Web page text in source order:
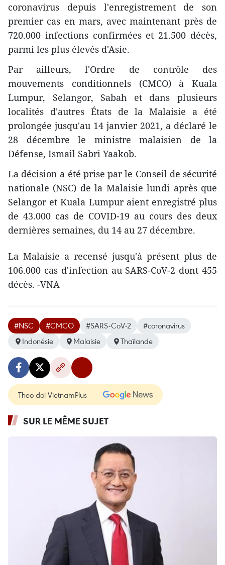
coronavirus depuis l'enregistrement de son
premier cas en mars, avec maintenant près de
720.000 infections confirmées et 21.500 décès,
parmi les plus élevés d'Asie.
Par ailleurs, l'Ordre de contrôle des
mouvements conditionnels (CMCO) à Kuala
Lumpur, Selangor, Sabah et dans plusieurs
localités d'autres États de la Malaisie a été
prolongée jusqu'au 14 janvier 2021, a déclaré le
28 décembre le ministre malaisien de la
Défense, Ismail Sabri Yaakob.
La décision a été prise par le Conseil de sécurité
nationale (NSC) de la Malaisie lundi après que
Selangor et Kuala Lumpur aient enregistré plus
de 43.000 cas de COVID-19 au cours des deux
dernières semaines, du 14 au 27 décembre.
La Malaisie a recensé jusqu'à présent plus de
106.000 cas d'infection au SARS-CoV-2 dont 455
décès. -VNA
#NSC #CMCO #SARS-CoV-2
#coronavirus
Indonésie
Malaisie Thaïlande
Theo dõi VietnamPlus
SUR LE MÊME SUJET